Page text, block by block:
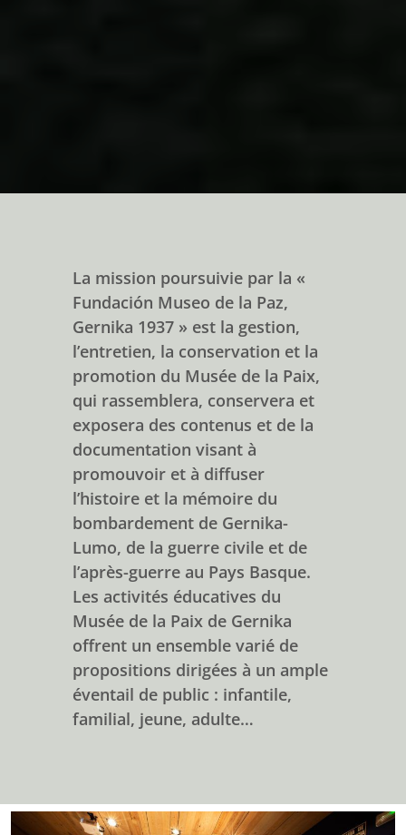
La mission poursuivie par la «
Fundación Museo de la Paz,
Gernika 1937 » est la gestion,
l’entretien, la conservation et la
promotion du Musée de la Paix,
qui rassemblera, conservera et
exposera des contenus et de la
documentation visant à
promouvoir et à diffuser
l’histoire et la mémoire du
bombardement de Gernika-
Lumo, de la guerre civile et de
l’après-guerre au Pays Basque.
Les activités éducatives du
Musée de la Paix de Gernika
offrent un ensemble varié de
propositions dirigées à un ample
éventail de public : infantile,
familial, jeune, adulte…